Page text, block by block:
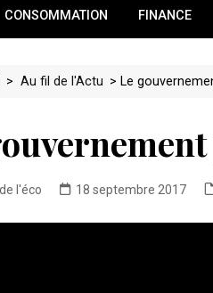
CONSOMMATION FINANCE
> Au fil de l'Actu > Le
l'éco 18 septembre 2017